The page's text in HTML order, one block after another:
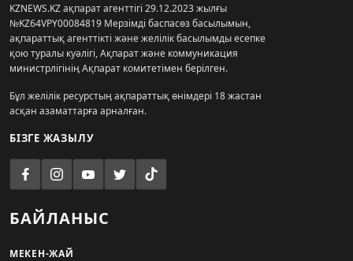
KZNEWS.KZ ақпарат агенттігі 29.12.2023 жылғы
№KZ64VPY00084819 Мерзімді баспасөз басылымын,
ақпараттық агенттікті және желілік басылымды есепке
қою туралы куәлігі, Ақпарат және коммуникация
министрлігінің Ақпарат комитетімен берілген.
Бұл желілік ресурстың ақпараттық өнімдері 18 жастан
асқан азаматтарға арналған.
БІЗГЕ ЖАЗЫЛУ
БАЙЛАНЫС
МЕКЕН-ЖАЙ